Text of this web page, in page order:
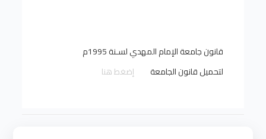
قانون جامعة الإمام المهدي لسـنة 1995م
لتحميل قانون الجامعة
إضغط هنا